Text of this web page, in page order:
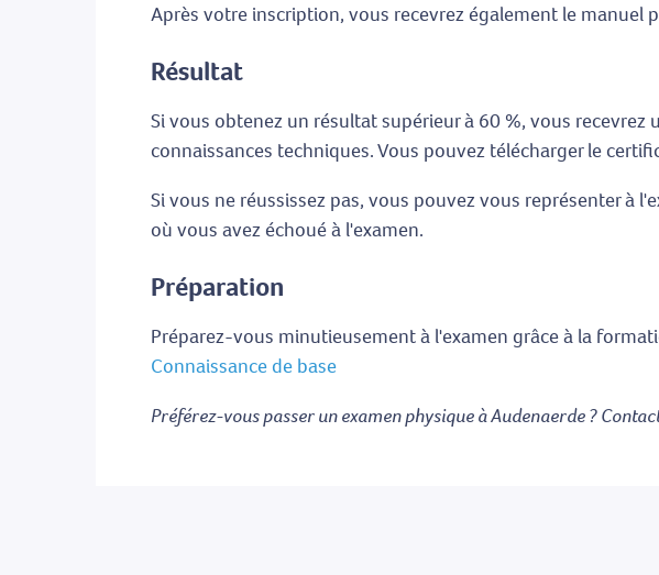
Après votre inscription, vous recevrez également le manuel
Résultat
Si vous obtenez un résultat supérieur à 60 %, vous
connaissances techniques. Vous pouvez télécharger le
Si vous ne réussissez pas, vous pouvez vous représenter à
où vous avez échoué à l'examen.
Préparation
Préparez-vous minutieusement à l'examen grâce à la
Connaissance de base
Préférez-vous passer un examen physique à Audenaerde ?